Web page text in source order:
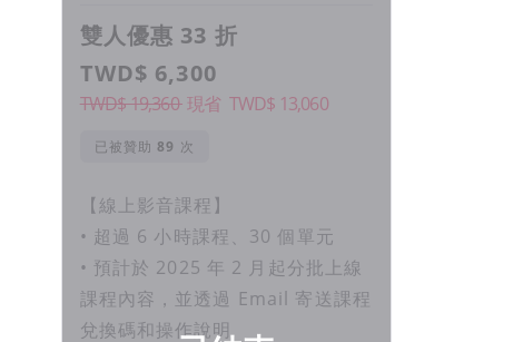
雙人優惠 33 折
TWD$ 6,300
TWD$ 19,360現省 TWD$ 13,060
已被贊助 次
【線上影音課程】
• 超過 6 小時課程、30 個單元
• 預計於 2025 年 2 月起分批上線
課程內容，並透過 Email 寄送課程
兌換碼和操作說明